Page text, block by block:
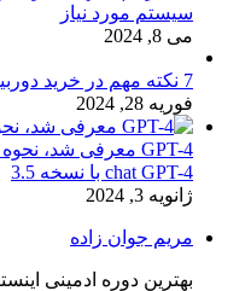
سیستم مورد نیاز
می 8, 2024
7 نکته مهم در خرید دوربین مداربسته + راهنمای خرید
فوریه 28, 2024
chat GPT-4 با نسخه 3.5
ژانویه 3, 2024
مریم جوان زاده
بهترین دوره ادمینی